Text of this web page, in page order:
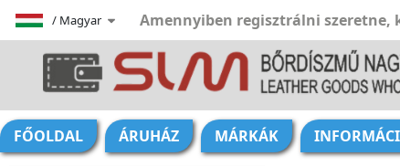
/ Magyar Amennyiben regisztrálni szeretne,
FŐOLDAL ÁRUHÁZ MÁRKÁK